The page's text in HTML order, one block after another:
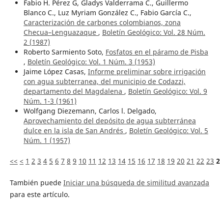
Fabio H. Pérez G, Gladys Valderrama C., Guillermo
Blanco C., Luz Myriam González C., Fabio García C.,
Caracterización de carbones colombianos, zona
Checua–Lenguazaque , Boletín Geológico: Vol. 28 Núm.
2 (1987)
Roberto Sarmiento Soto, Fosfatos en el páramo de Pisba
, Boletín Geológico: Vol. 1 Núm. 3 (1953)
Jaime López Casas, Informe preliminar sobre irrigación
con agua subterranea, del municipio de Codazzi,
departamento del Magdalena , Boletín Geológico: Vol. 9
Núm. 1-3 (1961)
Wolfgang Diezemann, Carlos l. Delgado,
Aprovechamiento del depósito de agua subterránea
dulce en la isla de San Andrés , Boletín Geológico: Vol. 5
Núm. 1 (1957)
<< < 1 2 3 4 5 6 7 8 9 10 11 12 13 14 15 16 17 18 19 20 21 22 23
También puede Iniciar una búsqueda de similitud avanzada
para este artículo.